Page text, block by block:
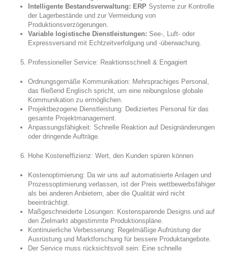
Intelligente Bestandsverwaltung: ERP Systeme zur Kontrolle
der Lagerbestände und zur Vermeidung von
Produktionsverzögerungen.
Variable logistische Dienstleistungen: See-, Luft- oder
Expressversand mit Echtzeitverfolgung und -überwachung.
Professioneller Service: Reaktionsschnell & Engagiert
Ordnungsgemäße Kommunikation: Mehrsprachiges Personal,
das fließend Englisch spricht, um eine reibungslose globale
Kommunikation zu ermöglichen.
Projektbezogene Dienstleistung: Dediziertes Personal für das
gesamte Projektmanagement.
Anpassungsfähigkeit: Schnelle Reaktion auf Designänderungen
oder dringende Aufträge.
Hohe Kosteneffizienz: Wert, den Kunden spüren können
Kostenoptimierung: Da wir uns auf automatisierte Anlagen und
Prozessoptimierung verlassen, ist der Preis wettbewerbsfähiger
als bei anderen Anbietern, aber die Qualität wird nicht
beeinträchtigt.
Maßgeschneiderte Lösungen: Kostensparende Designs und auf
den Zielmarkt abgestimmte Produktionspläne.
Kontinuierliche Verbesserung: Regelmäßige Aufrüstung der
Ausrüstung und Marktforschung für bessere Produktangebote.
Der Service muss rücksichtsvoll sein: Eine schnelle